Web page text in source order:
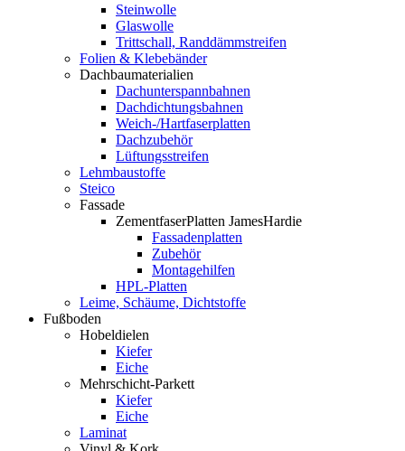
Steinwolle
Glaswolle
Trittschall, Randdämmstreifen
Folien & Klebebänder
Dachbaumaterialien
Dachunterspannbahnen
Dachdichtungsbahnen
Weich-/Hartfaserplatten
Dachzubehör
Lüftungsstreifen
Lehmbaustoffe
Steico
Fassade
ZementfaserPlatten JamesHardie
Fassadenplatten
Zubehör
Montagehilfen
HPL-Platten
Leime, Schäume, Dichtstoffe
Fußboden
Hobeldielen
Kiefer
Eiche
Mehrschicht-Parkett
Kiefer
Eiche
Laminat